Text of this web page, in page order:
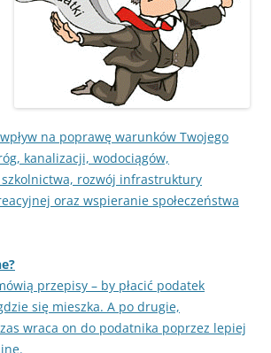
na poprawę warunków Twojego
kanalizacji, wodociągów,
rozwój infrastruktury
oraz wspieranie społeczeństwa
przepisy – by płacić podatek
się mieszka. A po drugie,
wraca on do podatnika poprzez lepiej